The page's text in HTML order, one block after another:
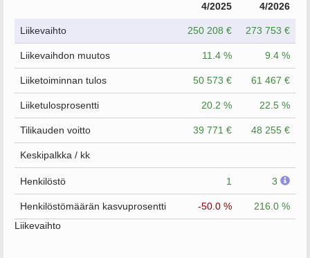
4/2025 4/2026
Liikevaihto 250 208 € 273 753 €
Liikevaihdon muutos 11.4 % 9.4 %
Liiketoiminnan tulos 50 573 € 61 467 €
Liiketulosprosentti 20.2 % 22.5 %
Tilikauden voitto 39 771 € 48 255 €
Keskipalkka / kk
Henkilöstö 1 3
Henkilöstömäärän kasvuprosentti -50.0 %
216.0 %
Liikevaihto